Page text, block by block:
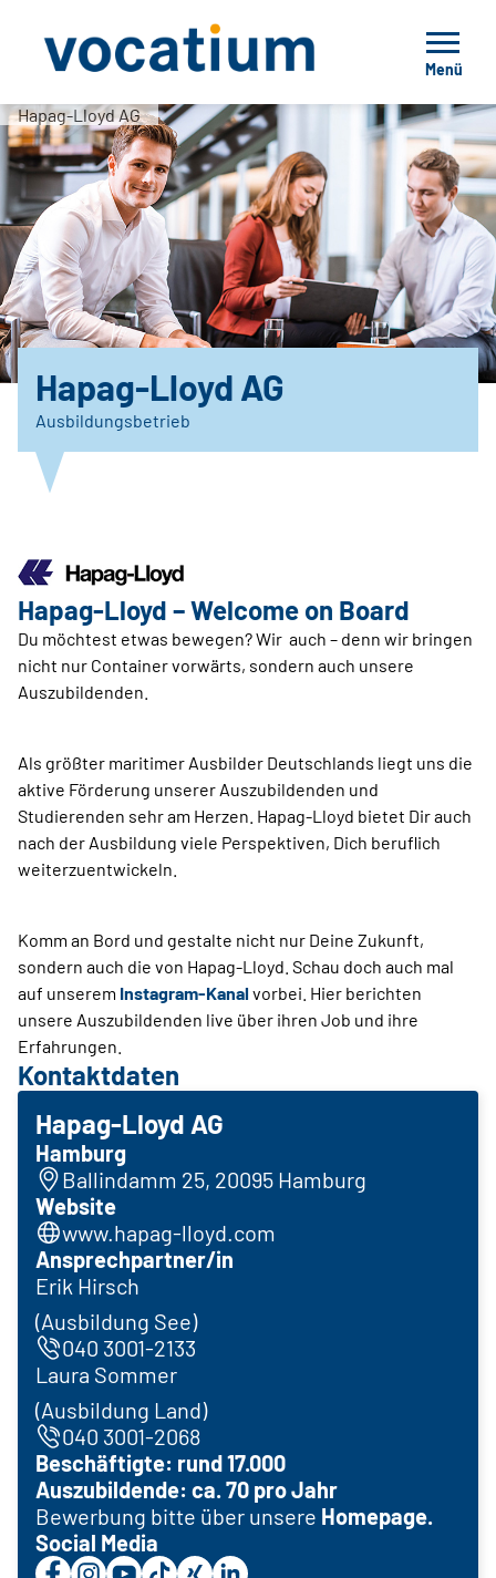
Menü
Hapag-Lloyd AG
Hapag-Lloyd AG
Ausbildungsbetrieb
Hapag-Lloyd – Welcome on Board
Du möchtest etwas bewegen? Wir auch – denn wir bringen
nicht nur Container vorwärts, sondern auch unsere
Auszubildenden.
Als größter maritimer Ausbilder Deutschlands liegt uns die
aktive Förderung unserer Auszubildenden und
Studierenden sehr am Herzen. Hapag-Lloyd bietet Dir auch
nach der Ausbildung viele Perspektiven, Dich beruflich
weiterzuentwickeln.
Komm an Bord und gestalte nicht nur Deine Zukunft,
sondern auch die von Hapag-Lloyd. Schau doch auch mal
auf unserem Instagram-Kanalvorbei. Hier berichten
unsere Auszubildenden live über ihren Job und ihre
Erfahrungen.
Kontaktdaten
Hapag-Lloyd AG
Hamburg
Ballindamm 25, 20095 Hamburg
Website
www.hapag-lloyd.com
Ansprechpartner/in
Erik Hirsch
(Ausbildung See)
040 3001-2133
Laura Sommer
(Ausbildung Land)
040 3001-2068
Beschäftigte: rund 17.000
Auszubildende: ca. 70 pro Jahr
Bewerbung bitte über unsere Homepage.
Social Media